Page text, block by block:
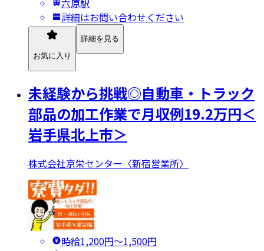
詳細はお問い合わせください
お気に入り
詳細を見る
未経験から挑戦◎自動車・トラック
部品の加工作業で月収例19.2万円＜
岩手県北上市＞
株式会社京栄センター〈新宿営業所〉
時給1,200円〜1,500円